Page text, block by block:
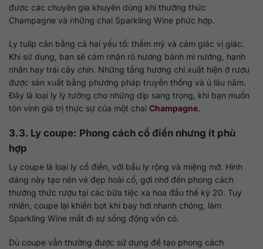
được các chuyên gia khuyên dùng khi thưởng thức
Champagne và những chai Sparkling Wine phức hợp.
Ly tulip cân bằng cả hai yếu tố: thẩm mỹ và cảm giác vị giác.
Khi sử dụng, bạn sẽ cảm nhận rõ hương bánh mì nướng, hạnh
nhân hay trái cây chín. Những tầng hương chỉ xuất hiện ở rượu
được sản xuất bằng phương pháp truyền thống và ủ lâu năm.
Đây là loại ly lý tưởng cho những dịp sang trọng, khi bạn muốn
tôn vinh giá trị thực sự của một chai Champagne.
3.3. Ly coupe: Phong cách cổ điển nhưng ít phù
hợp
Ly coupe là loại ly cổ điển, với bầu ly rộng và miệng mở. Hình
dáng này tạo nên vẻ đẹp hoài cổ, gợi nhớ đến phong cách
thưởng thức rượu tại các bữa tiệc xa hoa đầu thế kỷ 20. Tuy
nhiên, coupe lại khiến bọt khí bay hơi nhanh chóng, làm
Sparkling Wine mất đi sự sống động vốn có.
Dù coupe vẫn thường được sử dụng để tạo phong cách